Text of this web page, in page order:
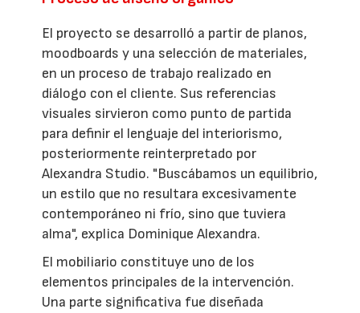
El proyecto se desarrolló a partir de planos,
moodboards y una selección de materiales,
en un proceso de trabajo realizado en
diálogo con el cliente. Sus referencias
visuales sirvieron como punto de partida
para definir el lenguaje del interiorismo,
posteriormente reinterpretado por
Alexandra Studio. "Buscábamos un equilibrio,
un estilo que no resultara excesivamente
contemporáneo ni frío, sino que tuviera
alma", explica Dominique Alexandra.
El mobiliario constituye uno de los
elementos principales de la intervención.
Una parte significativa fue diseñada